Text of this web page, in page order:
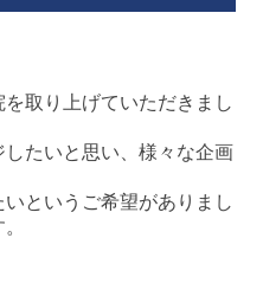
取り上げていただきまし
たいと思い、様々な企画
というご希望がありまし